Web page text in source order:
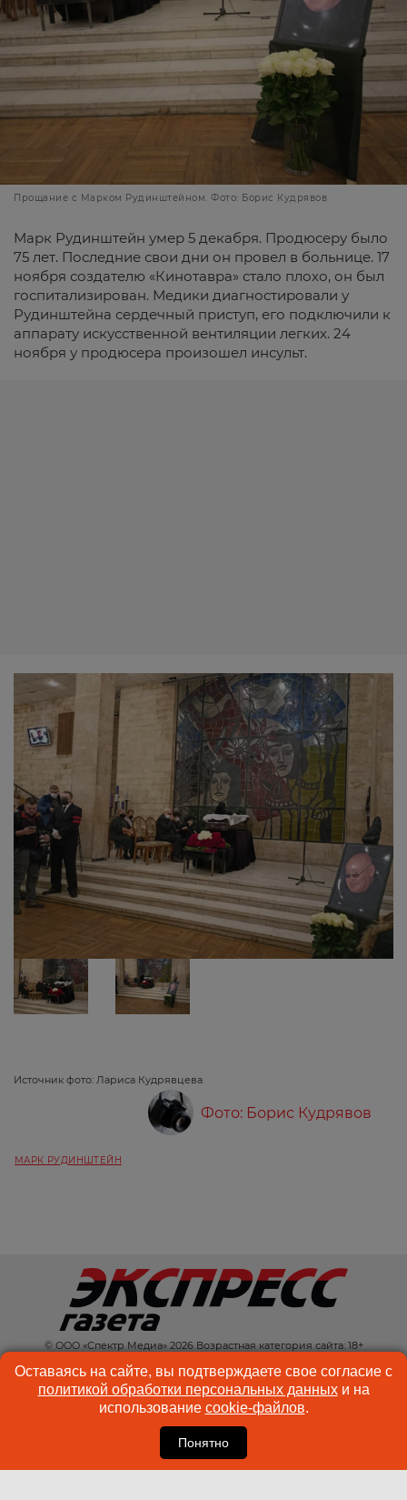
Прощание с Марком Рудинштейном. Фото: Борис Кудрявов
Марк Рудинштейн умер 5 декабря. Продюсеру было
75 лет. Последние свои дни он провел в больнице. 17
ноября создателю «Кинотавра» стало плохо, он был
госпитализирован. Медики диагностировали у
Рудинштейна сердечный приступ, его подключили к
аппарату искусственной вентиляции легких. 24
ноября у продюсера произошел инсульт.
Источник фото: Лариса Кудрявцева
Фото: Борис Кудрявов
МАРК РУДИНШТЕЙН
© ООО «Спектр Медиа» 2026 Возрастная категория сайта: 18+
КОНТАКТЫ
РЕКЛАМА
КУКИ-ФАЙЛЫ
ПОЛЬЗОВАТЕЛЬСКОЕ
СОГЛАШЕНИЕ
Оставаясь на сайте, вы подтверждаете свое согласие с
политикой обработки персональных данныхи на
использование cookie-файлов.
Понятно